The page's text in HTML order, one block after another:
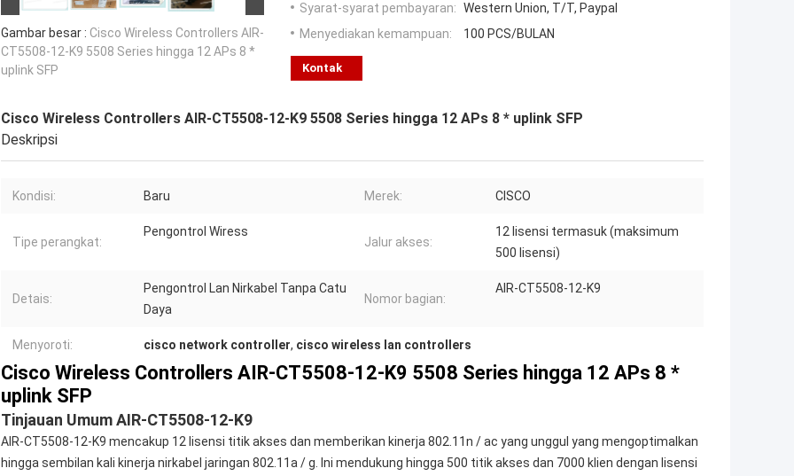
Gambar besar : Cisco Wireless Controllers AIR-
CT5508-12-K9 5508 Series hingga 12 APs 8 *
uplink SFP
Syarat-syarat pembayaran: Western Union, T/T, Paypal
Menyediakan kemampuan:
100 PCS/BULAN
Kontak
Cisco Wireless Controllers AIR-CT5508-12-K9 5508 Series hingga 12 APs 8 * uplink SFP
Deskripsi
Kondisi: Baru Merek: CISCO
Tipe perangkat:
Pengontrol Wiress
Jalur akses:
12 lisensi termasuk (maksimum
500 lisensi)
Detais:
Pengontrol Lan Nirkabel Tanpa Catu
Daya
Nomor bagian:
AIR-CT5508-12-K9
Menyoroti: cisco network controller, cisco wireless lan controllers
Cisco Wireless Controllers AIR-CT5508-12-K9 5508 Series hingga 12 APs 8 *
uplink SFP
Tinjauan Umum AIR-CT5508-12-K9
AIR-CT5508-12-K9 mencakup 12 lisensi titik akses dan memberikan kinerja 802.11n / ac yang unggul yang mengoptimalkan
hingga sembilan kali kinerja nirkabel jaringan 802.11a / g. Ini mendukung hingga 500 titik akses dan 7000 klien dengan lisensi